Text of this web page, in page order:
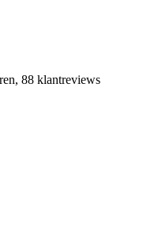
88 klantreviews